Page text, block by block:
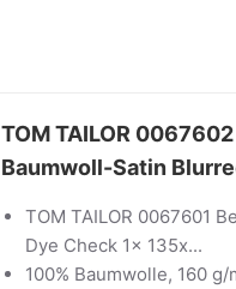
TOM TAILOR
Baumwoll-Satin
TOM TAILOR 0067601
Dye Check 1x 135x...
100% Baumwolle, 160